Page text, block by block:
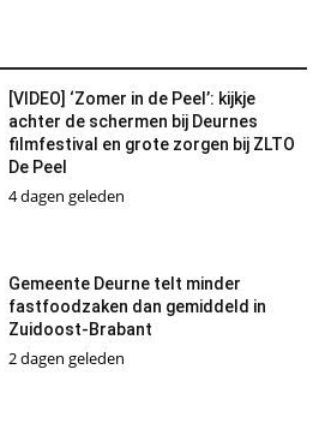
[VIDEO] ‘Zomer in de Peel’: kijkje
achter de schermen bij Deurnes
filmfestival en grote zorgen bij ZLTO
De Peel
4 dagen geleden
Gemeente Deurne telt minder
fastfoodzaken dan gemiddeld in
Zuidoost-Brabant
2 dagen geleden